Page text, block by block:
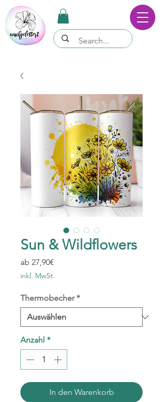
Sun & Wildflowers
ab 27,90€
inkl. MwSt.
Thermobecher *
Anzahl *
In den Warenkorb